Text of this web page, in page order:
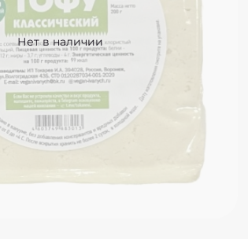
Нет в наличии